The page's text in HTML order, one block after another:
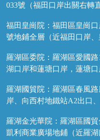
033號（福田口岸出關右轉
福田皇崗院：福田區皇崗
號地鋪全層（近福田口岸、
羅湖區委院：羅湖區愛國
湖口岸和蓮塘口岸，蓮塘
羅湖國貿院：羅湖區春風
岸、向西村地鐵站A2出口
羅湖金光華院：羅湖區國
凱利商業廣場地鋪（近羅